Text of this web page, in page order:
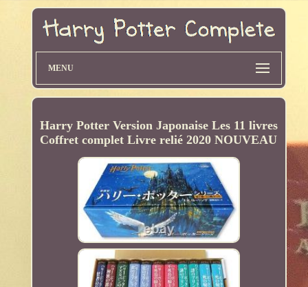
MENU
Harry Potter Version Japonaise Les 11 livres
Coffret complet Livre relié 2020 NOUVEAU